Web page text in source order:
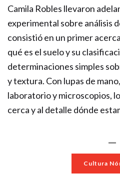
Camila Robles llevaron
experimental sobre análisis
consistió en un primer
qué es el suelo y su
determinaciones simples
y textura. Con lupas de
laboratorio y microscopios,
cerca y al detalle dónde
Cultura